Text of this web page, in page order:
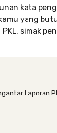
kata
yang
simak
Laporan